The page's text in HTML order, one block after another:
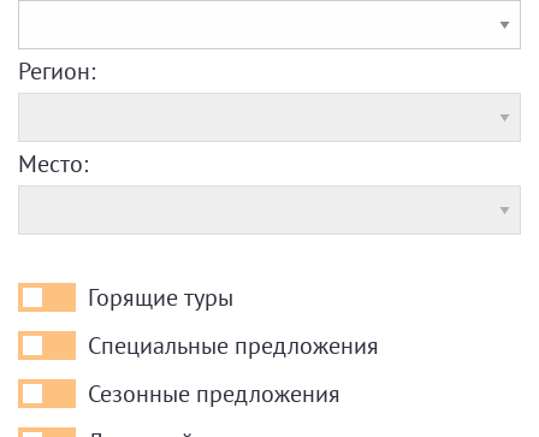
Регион:
Место:
Горящие
туры
Горящие туры
Специальные
предложения
Специальные предложения
Сезонные
предложения
Сезонные предложения